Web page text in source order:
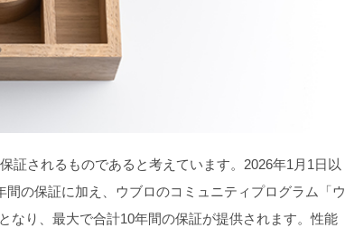
されるものであると考えています。2026年1月1日以
の保証に加え、ウブロのコミュニティプログラム「ウ
なり、最大で合計10年間の保証が提供されます。性能